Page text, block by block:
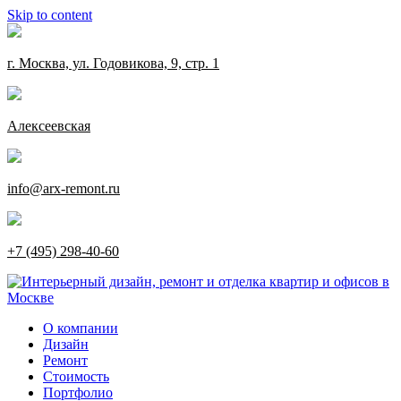
Skip to content
г. Москва, ул. Годовикова, 9, стр. 1
Алексеевская
info@arx-remont.ru
+7 (495) 298-40-60
О компании
Дизайн
Ремонт
Стоимость
Портфолио